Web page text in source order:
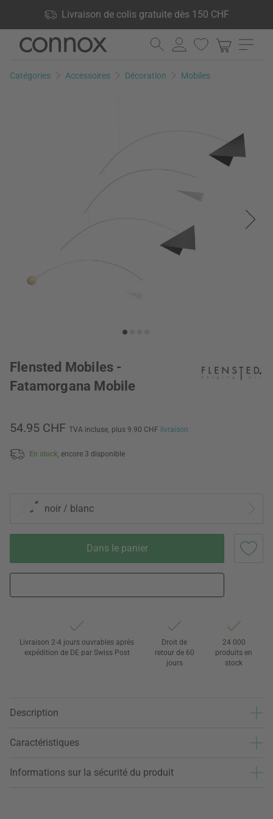
Livraison de colis gratuite dès 150 CHF
produits en stock, Droit de retour de 60 jours
Aller
contenu
Aller
la
Catégories Accessoires Décoration Mobiles
Flensted Mobiles -
Fatamorgana Mobile
54.95 CHF TVA incluse, plus 9.90 CHF livraison
En stock, encore 3 disponible
noir / blanc
Dans le panier
Livraison 2-4 jours ouvrables après
expédition de DE par Swiss Post
Droit de
retour de 60
jours
24 000
produits en
stock
Description
Caractéristiques
Informations sur la sécurité du produit